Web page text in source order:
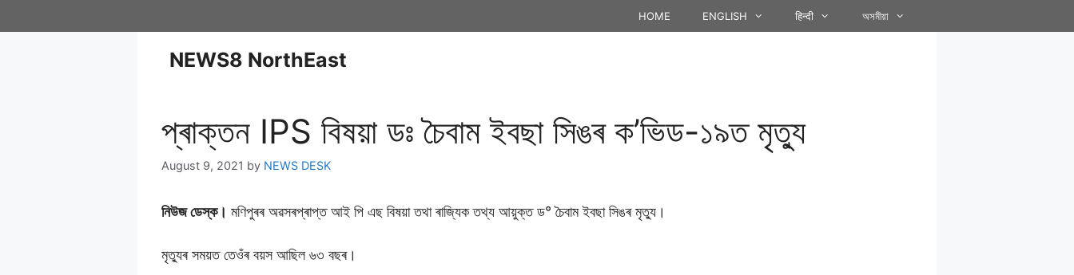
HOME ENGLISH हिन्दी অসমীয়া
NEWS8 NorthEast
প্ৰাক্তন IPS বিষয়া ডঃ চৈবাম ইবছা সিঙৰ ক’ভিড-১৯ত মৃত্যু
August 9, 2021 by NEWS DESK
নিউজ ডেস্ক। মণিপুৰৰ অৱসৰপ্ৰাপ্ত আই পি এছ বিষয়া তথা ৰাজ্যিক তথ্য আয়ুক্ত ড° চৈবাম ইবছা সিঙৰ মৃত্যু।
মৃত্যুৰ সময়ত তেওঁৰ বয়স আছিল ৬৩ বছৰ।